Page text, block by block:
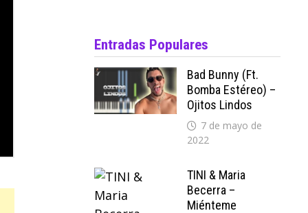
Entradas Populares
Bad Bunny (ft.
Bomba Estéreo) –
Ojitos Lindos
7 de mayo de
2022
TINI & Maria
Becerra –
Miénteme